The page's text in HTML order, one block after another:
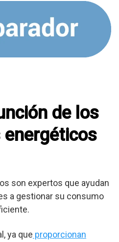
de los
son expertos que ayudan
a gestionar su consumo
ya que proporcionan